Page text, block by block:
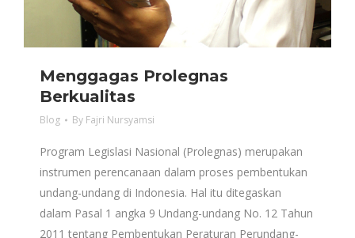
Menggagas Prolegnas
Berkualitas
Blog By Fajri Nursyamsi
Program Legislasi Nasional (Prolegnas) merupakan
instrumen perencanaan dalam proses pembentukan
undang-undang di Indonesia. Hal itu ditegaskan
dalam Pasal 1 angka 9 Undang-undang No. 12 Tahun
2011 tentang Pembentukan Peraturan Perundang-